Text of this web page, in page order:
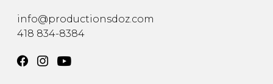
info@productionsdoz.com
418 834-8384